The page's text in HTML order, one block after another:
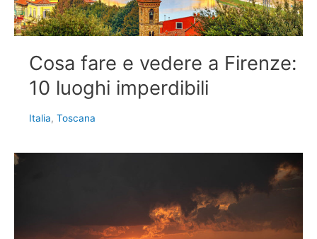
Cosa fare e vedere a Firenze:
10 luoghi imperdibili
Italia, Toscana